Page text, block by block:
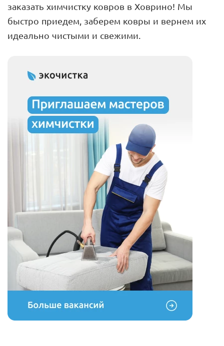
заказать химчистку ковров в Ховрино! Мы
быстро приедем, заберем ковры и вернем их
идеально чистыми и свежими.